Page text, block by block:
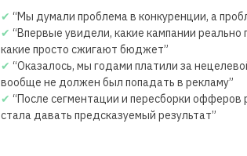
✔ “Мы думали проблема в конкуренции, а
✔ “Впервые увидели, какие кампании реально
какие просто сжигают бюджет”
✔ “Оказалось, мы годами платили за
вообще не должен был попадать в рекламу”
✔ “После сегментации и пересборки офферов
стала давать предсказуемый результат”